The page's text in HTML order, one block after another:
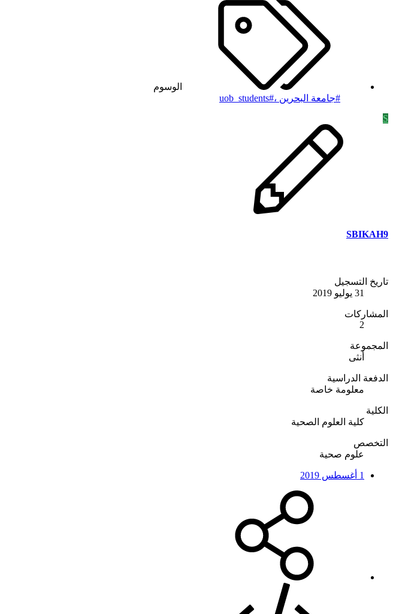
الوسوم
#جامعة البحرين ،#uob_students
S
SBIKAH9
تاريخ التسجيل
31 يوليو 2019
المشاركات
2
المجموعة
أنثى
الدفعة الدراسية
معلومة خاصة
الكلية
كلية العلوم الصحية
التخصص
علوم صحية
1 أغسطس 2019